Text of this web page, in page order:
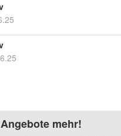
mehr!